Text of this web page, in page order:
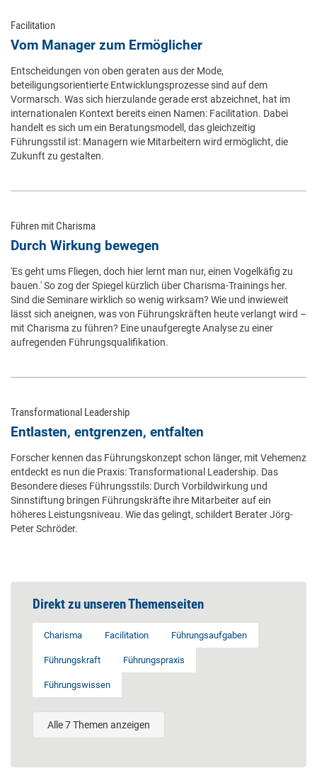
Facilitation
Vom Manager zum Ermöglicher
Entscheidungen von oben geraten aus der Mode,
beteiligungsorientierte Entwicklungsprozesse sind auf dem
Vormarsch. Was sich hierzulande gerade erst abzeichnet, hat im
internationalen Kontext bereits einen Namen: Facilitation. Dabei
handelt es sich um ein Beratungsmodell, das gleichzeitig
Führungsstil ist: Managern wie Mitarbeitern wird ermöglicht, die
Zukunft zu gestalten.
Führen mit Charisma
Durch Wirkung bewegen
'Es geht ums Fliegen, doch hier lernt man nur, einen Vogelkäfig zu
bauen.' So zog der Spiegel kürzlich über Charisma-Trainings her.
Sind die Seminare wirklich so wenig wirksam? Wie und inwieweit
lässt sich aneignen, was von Führungskräften heute verlangt wird –
mit Charisma zu führen? Eine unaufgeregte Analyse zu einer
aufregenden Führungsqualifikation.
Transformational Leadership
Entlasten, entgrenzen, entfalten
Forscher kennen das Führungskonzept schon länger, mit Vehemenz
entdeckt es nun die Praxis: Transformational Leadership. Das
Besondere dieses Führungsstils: Durch Vorbildwirkung und
Sinnstiftung bringen Führungskräfte ihre Mitarbeiter auf ein
höheres Leistungsniveau. Wie das gelingt, schildert Berater Jörg-
Peter Schröder.
Direkt zu unseren Themenseiten
Charisma Facilitation Führungsaufgaben
Führungskraft Führungspraxis
Führungswissen
Alle 7 Themen anzeigen